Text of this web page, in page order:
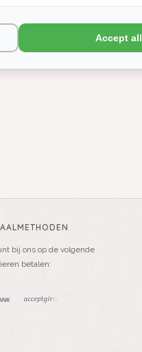
bij ons op de volgende
betalen:
Accept all